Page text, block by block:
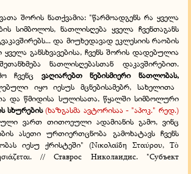
შორის ნათქვამია: "წარმოადგენს რა ყველა
სიმბოლოს, ნათლისღება ყველა ჩვენთაგანს
და მიუხედავად ეკლესიის რაობის
განსხვავებისა, ჩვენს შორის დადებულია
ნათლისღებასთან დაკავშირებით.
ჩვენც ვაღიარებთ
ნებისმიერი ნათლობას,
იყო იესუს მცნებისამებრ, სახელითა
და წმიდისა სულისათა, წყალში სიმბოლური
სხურების (ხაზგასმა ავტორისაა - "აპოკ." რედ.)
ვართ თითოეული ადამიანის გამო, ვინც
ასეთი ურთიერთცნობა გამოხატავს ჩვენს
იესუ ქრისტეში" (Νικολαΐδη Σταύρου, Τὸ
// Ставрос Николаидис. "Субъект